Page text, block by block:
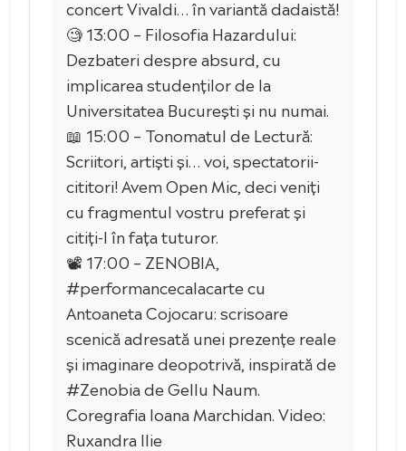
concert Vivaldi… în variantă dadaistă!
🧐 13:00 – Filosofia Hazardului:
Dezbateri despre absurd, cu
implicarea studenților de la
Universitatea București și nu numai.
📖 15:00 – Tonomatul de Lectură:
Scriitori, artiști și… voi, spectatorii-
cititori! Avem Open Mic, deci veniți
cu fragmentul vostru preferat și
citiți-l în fața tuturor.
📽 17:00 – ZENOBIA,
#performancecalacarte cu
Antoaneta Cojocaru: scrisoare
scenică adresată unei prezențe reale
și imaginare deopotrivă, inspirată de
#Zenobia de Gellu Naum.
Coregrafia Ioana Marchidan. Video:
Ruxandra Ilie